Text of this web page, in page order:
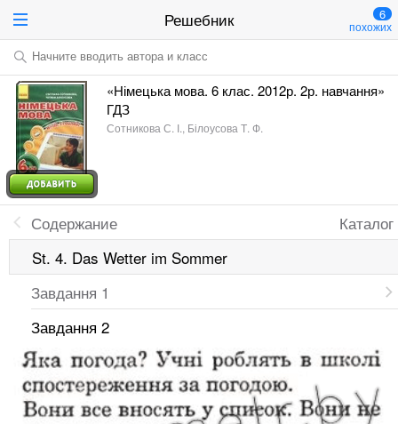
Решебник 6
похожих
Начните вводить автора и класс
«Німецька мова. 6 клас. 2012р. 2р. навчання»
ГДЗ
Сотникова С. І., Білоусова Т. Ф.
Каталог
Содержание
St. 4. Das Wetter im Sommer
Завдання 1
Завдання 2